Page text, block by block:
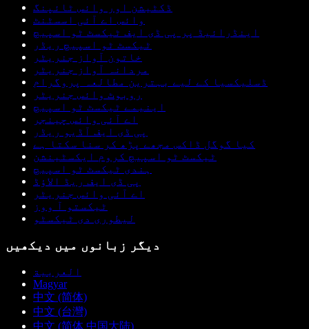
ڈکٹیشن اور وائس ٹائپنگ
وائس اے آئی اسسٹنٹ
اینڈرائیڈ پر پی ڈی ایف ٹیکسٹ ٹو اسپیچ
ٹیکسٹ ٹو اسپیچ ریڈر
خاتون آواز جنریٹر
مردانہ آواز جنریٹر
ڈسلیکسیا کے لیے بہترین مطالعہ پروگرام
روبوٹ وائس جنریٹر
اینیمے ٹیکسٹ ٹو اسپیچ
اے آئی وائس چینجر
پی ڈی ایف آڈیو ریڈر
کیا گوگل ڈاکس مجھے پڑھ کر سنا سکتا ہے
ٹیکسٹ ٹو اسپیچ کروم ایکسٹینشن
ہندی ٹیکسٹ ٹو اسپیچ
پی ڈی ایف ریڈ الاؤڈ
اے آئی وائس جنریٹر
ٹیکستو آ ووز
لیطوری دی ٹیکسٹو
دیگر زبانوں میں دیکھیں
العربية
Magyar
中文 (简体)
中文 (台灣)
中文 (简体 中国大陆)